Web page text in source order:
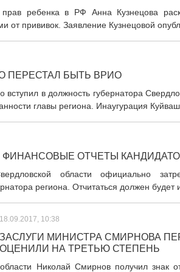
ребенка в РФ Анна Кузнецова
от прививок. Заявление Кузнецовой
ПЕРЕСТАЛ БЫТЬ ВРИО
в должность губернатора
главы региона. Инаугурация
ОТЧЕТЫ
области официально
региона. Отчитаться должен
18.09.2017, 10:38
ЗАСЛУГИ МИНИСТРА СМИРНОВА
ОЦЕНИЛИ НА ТРЕТЬЮ СТЕПЕНЬ
Николай Смирнов получил знак